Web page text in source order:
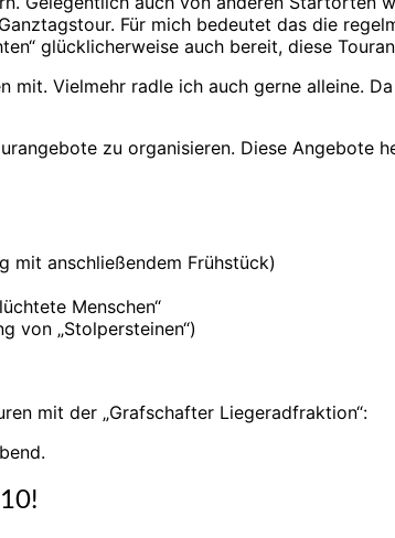
Für mich bedeutet das die
glücklicherweise auch bereit, diese
Vielmehr radle ich auch gerne alleine.
zu organisieren. Diese Angebote
mit anschließendem Frühstück)
Menschen“
von „Stolpersteinen“)
mit der „Grafschafter Liegeradfraktion“: